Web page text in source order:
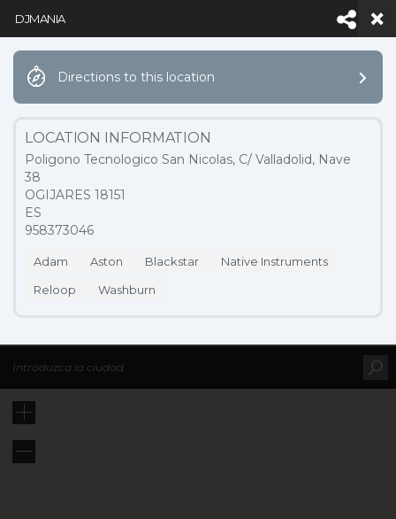
YouTube
NOTICIAS
DJMANIA
Directions to this location
LOCATION INFORMATION
Poligono Tecnologico San Nicolas, C/ Valladolid, Nave
38
OGIJARES 18151
ES
958373046
Adam Aston Blackstar
Native Instruments
Reloop
Washburn